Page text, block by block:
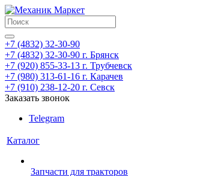
+7 (4832) 32-30-90
+7 (4832) 32-30-90 г. Брянск
+7 (920) 855-33-13 г. Трубчевск
+7 (980) 313-61-16 г. Карачев
+7 (910) 238-12-20 г. Севск
Заказать звонок
Telegram
Каталог
Запчасти для тракторов